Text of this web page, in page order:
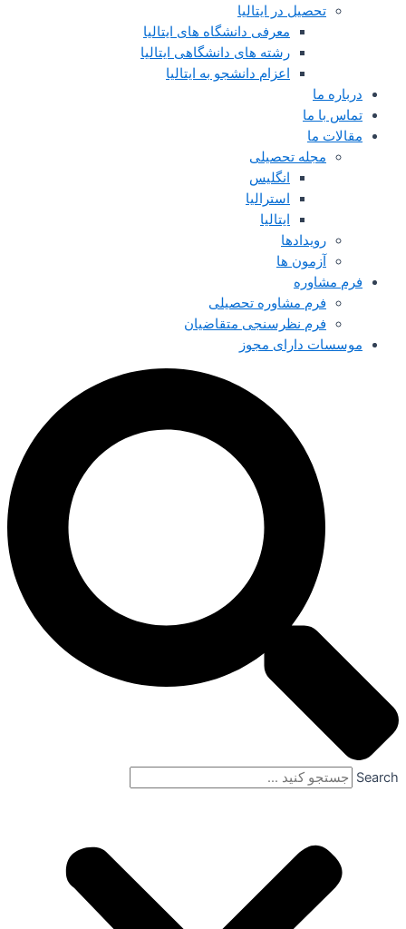
تحصیل در ایتالیا
معرفی دانشگاه های ایتالیا
رشته های دانشگاهی ایتالیا
اعزام دانشجو به ایتالیا
درباره ما
تماس با ما
مقالات ما
مجله تحصیلی
انگلیس
استرالیا
ایتالیا
رویدادها
آزمون ها
فرم مشاوره
فرم مشاوره تحصیلی
فرم نظرسنجی متقاضیان
موسسات دارای مجوز
Search